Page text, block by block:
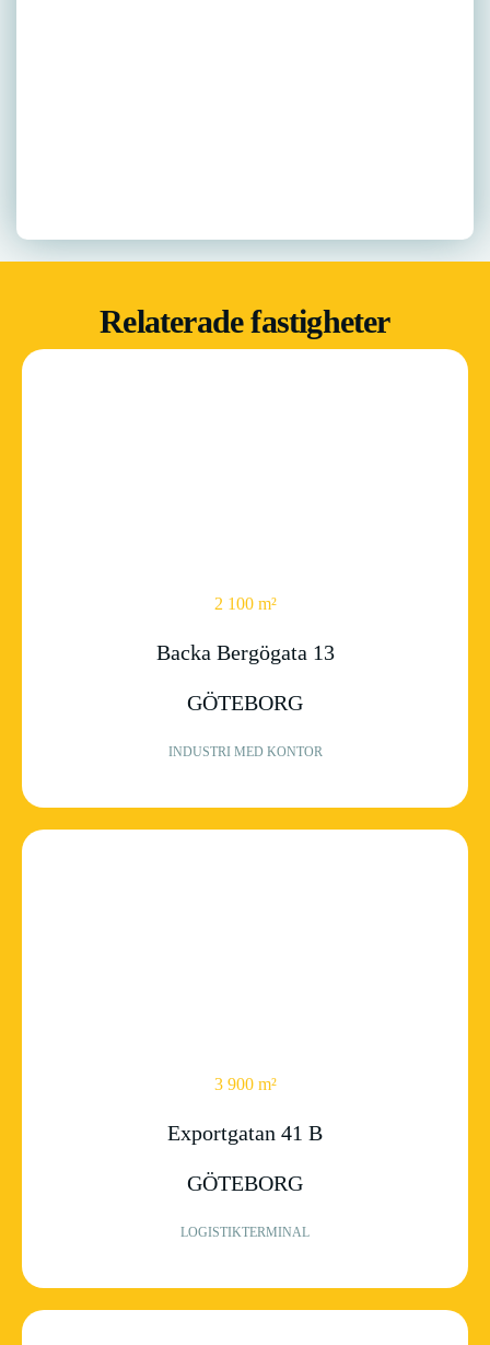
Relaterade fastigheter
2 100 m²
Backa Bergögata 13
GÖTEBORG
INDUSTRI MED KONTOR
3 900 m²
Exportgatan 41 B
GÖTEBORG
LOGISTIKTERMINAL